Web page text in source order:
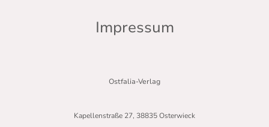
Impressum
Ostfalia-Verlag
Kapellenstraße 27, 38835 Osterwieck